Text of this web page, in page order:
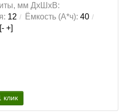
мм ДхШхВ:
12 Ёмкость (А*ч): 40
+]
клик